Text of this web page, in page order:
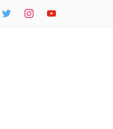
twitter instagramyoutube